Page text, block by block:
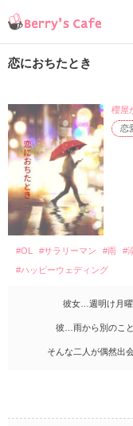
恋におちたとき
恋
櫻屋
#OL #サラリーマン #雨 #
#ハッピーウェディング
彼女…週明け月曜
彼…雨から別のこ
そんな二人が偶然出